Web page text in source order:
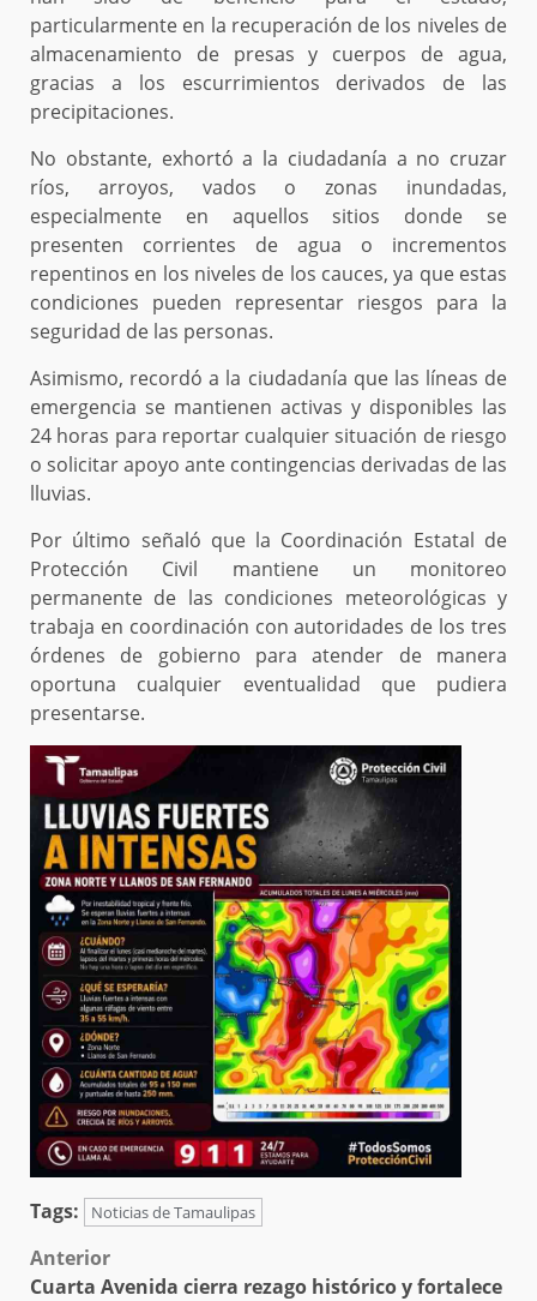
particularmente en la recuperación de los niveles de
almacenamiento de presas y cuerpos de agua,
gracias a los escurrimientos derivados de las
precipitaciones.
No obstante, exhortó a la ciudadanía a no cruzar
ríos, arroyos, vados o zonas inundadas,
especialmente en aquellos sitios donde se
presenten corrientes de agua o incrementos
repentinos en los niveles de los cauces, ya que estas
condiciones pueden representar riesgos para la
seguridad de las personas.
Asimismo, recordó a la ciudadanía que las líneas de
emergencia se mantienen activas y disponibles las
24 horas para reportar cualquier situación de riesgo
o solicitar apoyo ante contingencias derivadas de las
lluvias.
Por último señaló que la Coordinación Estatal de
Protección Civil mantiene un monitoreo
permanente de las condiciones meteorológicas y
trabaja en coordinación con autoridades de los tres
órdenes de gobierno para atender de manera
oportuna cualquier eventualidad que pudiera
presentarse.
Tags: Noticias de Tamaulipas
Post
Anterior
Cuarta Avenida cierra rezago histórico y fortalece